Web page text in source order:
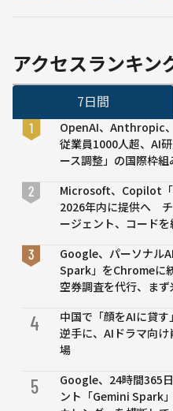
アクセスランキン
7日間
OpenAI、Anthropic
従業員1000人超、AI
ース調整」の国際枠
Microsoft、Copilot「
2026年内に提供へ
ージェント、コードを
Google、パーソナル
Spark」をChromeに
空券調査を代行、まず
4
中国で「顔をAIに貸
逆手に、AIドラマ向
場
5
Google、24時間365
ント「Gemini Spark